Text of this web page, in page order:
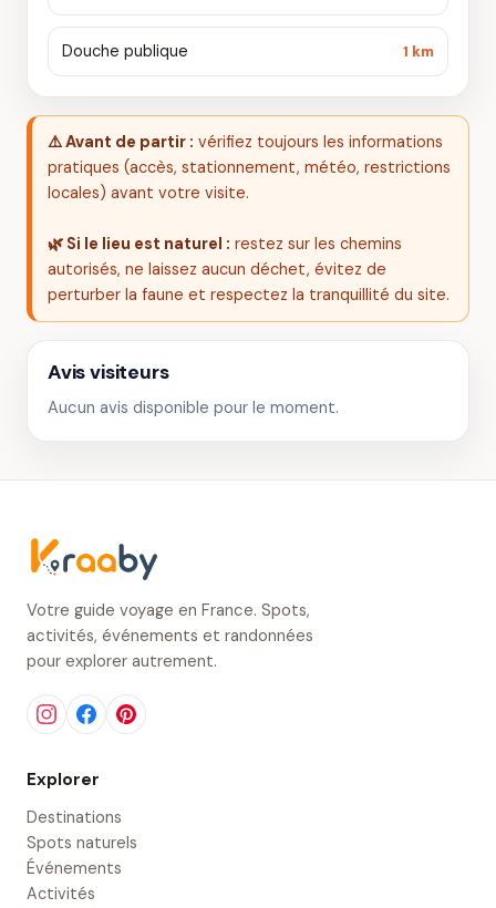
Douche publique 1 km
⚠️ Avant de partir : vérifiez toujours les informations
pratiques (accès, stationnement, météo, restrictions
locales) avant votre visite.
🌿 Si le lieu est naturel : restez sur les chemins
autorisés, ne laissez aucun déchet, évitez de
perturber la faune et respectez la tranquillité du site.
Avis visiteurs
Aucun avis disponible pour le moment.
Votre guide voyage en France. Spots,
activités, événements et randonnées
pour explorer autrement.
Explorer
Destinations
Spots naturels
Événements
Activités